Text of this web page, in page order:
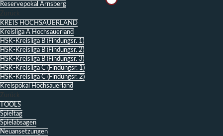
Reservepokal Arnsberg
Zurück
KREIS HOCHSAUERLAND
Kreisliga A Hochsauerland
HSK-Kreisliga B (Findungsr. 1)
HSK-Kreisliga B (Findungsr. 2)
HSK-Kreisliga B (Findungsr. 3)
HSK-Kreisliga C (Findungsr. 1)
HSK-Kreisliga C (Findungsr. 2)
Kreispokal Hochsauerland
Zurück
TOOLS
Spieltag
Spielabsagen
Neuansetzungen